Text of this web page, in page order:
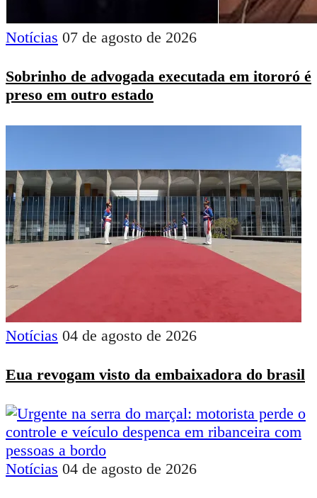
Notícias 07 de agosto de 2026
Sobrinho de advogada executada em itororó é
preso em outro estado
Notícias 04 de agosto de 2026
Eua revogam visto da embaixadora do brasil
Notícias 04 de agosto de 2026